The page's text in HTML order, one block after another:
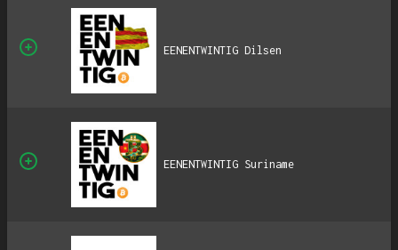
EENENTWINTIG Dilsen
EENENTWINTIG Suriname